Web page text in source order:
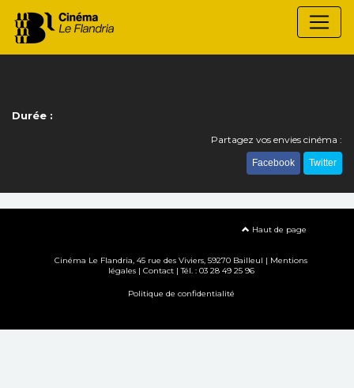
Durée :
Partagez vos envies cinéma :
Facebook Twitter
Haut de page
Cinéma Le Flandria, 45 rue des Viviers, 59270 Bailleul | Mentions
légales| Contact| Tél. : 03 28 49 25 96
Politique de confidentialité